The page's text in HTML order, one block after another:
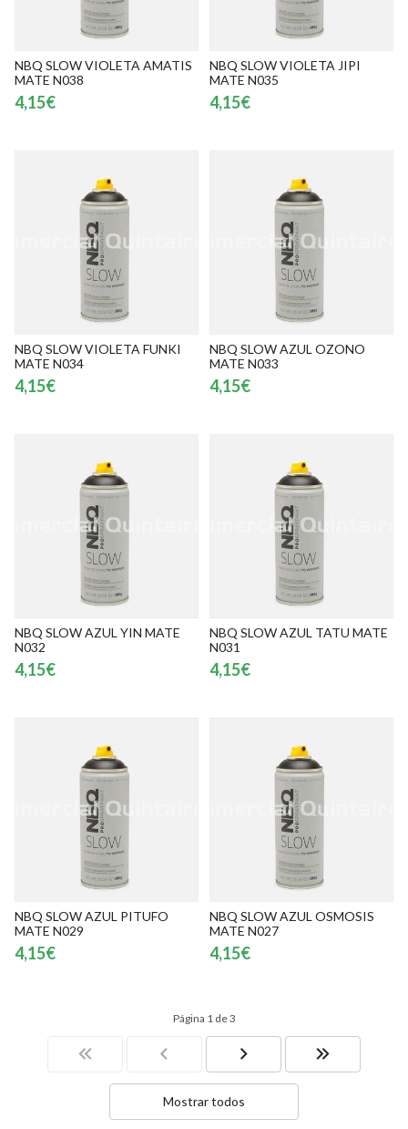
NBQ SLOW VIOLETA AMATIS
MATE N038
4,15€
NBQ SLOW VIOLETA JIPI
MATE N035
4,15€
NBQ SLOW VIOLETA FUNKI
MATE N034
4,15€
NBQ SLOW AZUL OZONO
MATE N033
4,15€
NBQ SLOW AZUL YIN MATE
N032
4,15€
NBQ SLOW AZUL TATU MATE
N031
4,15€
NBQ SLOW AZUL PITUFO
MATE N029
4,15€
NBQ SLOW AZUL OSMOSIS
MATE N027
4,15€
Página 1 de 3
Mostrar todos